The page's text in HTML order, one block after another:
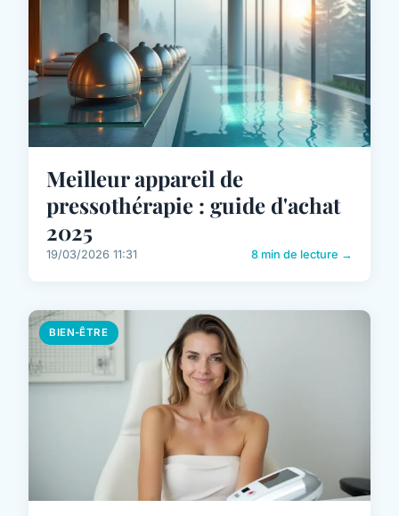
Meilleur appareil de
pressothérapie : guide d'achat
2025
19/03/2026 11:31 8 min de lecture →
BIEN-ÊTRE